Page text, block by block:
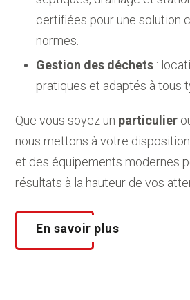
certifiées pour une solution
normes.
Gestion des déchets :
pratiques et adaptés à tous
Que vous soyez un particulier
nous mettons à votre
et des équipements modernes
résultats à la hauteur de vos
En savoir plus